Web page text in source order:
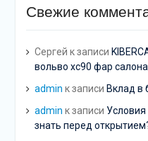
Свежие
Сергей к записи
вольво хс90 фар салона
admin к записи Вклад в
admin к записи Условия
знать перед